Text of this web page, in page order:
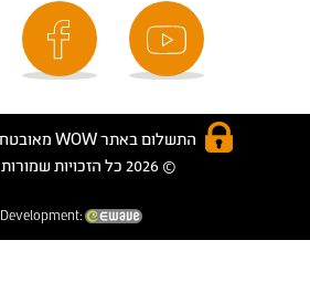
התשלום באתר WOW מאובטח בטכנולוגית SSL
© 2026 כל הזכויות שמורות
Development: